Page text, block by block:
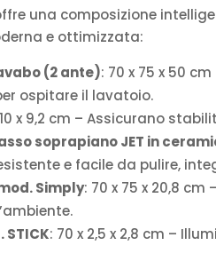
una composizione
e ottimizzata:
(2 ante): 70 x 75 x 50
ospitare il lavatoio.
10 x 9,2 cm – Assicurano
soprapiano JET in
e facile da pulire,
Simply: 70 x 75 x 20,8
: 70 x 2,5 x 2,8 cm –